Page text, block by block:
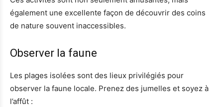
également une excellente façon de découvrir des coins
de nature souvent inaccessibles.
Observer la faune
Les plages isolées sont des lieux privilégiés pour
observer la faune locale. Prenez des jumelles et soyez à
l’affût :